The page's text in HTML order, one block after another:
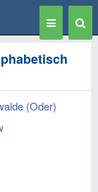
Toggle
navigation
(Oder)